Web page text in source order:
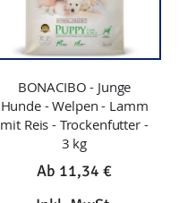
BONACIBO - Junge
Hunde - Welpen - Lamm
mit Reis - Trockenfutter -
3 kg
Ab 11,34 €